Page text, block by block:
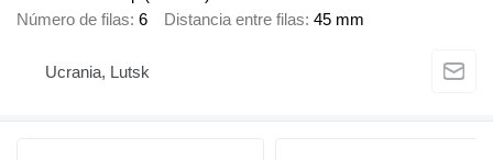
Número de filas 6 Distancia entre filas 45 mm
Ucrania, Lutsk